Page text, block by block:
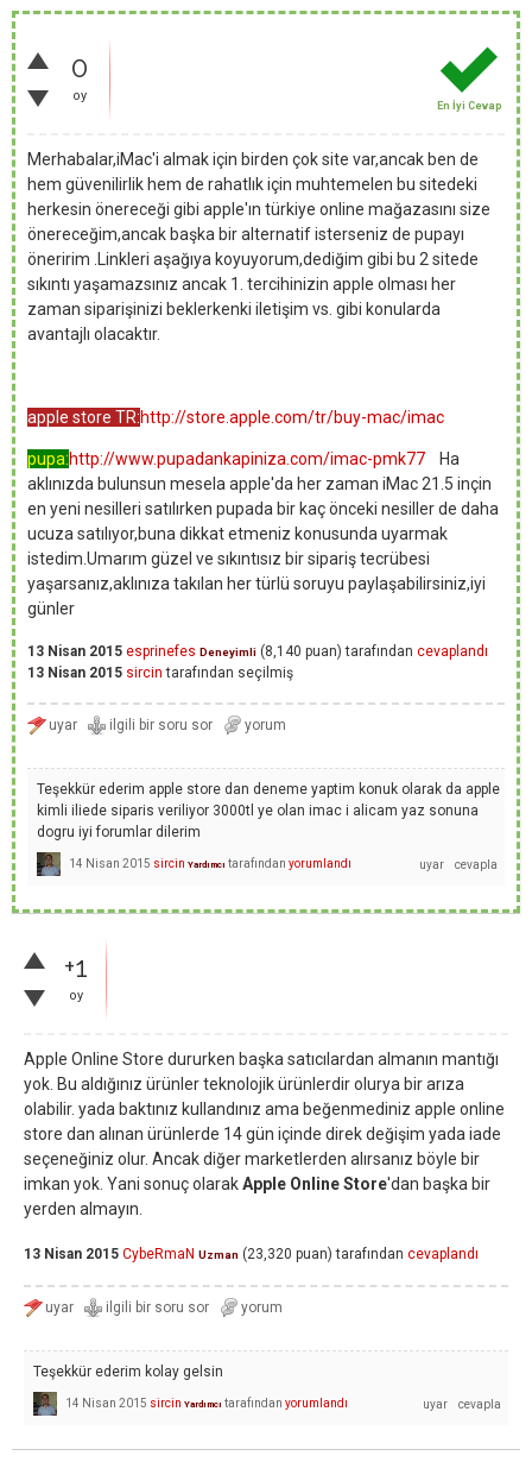
0
oy
En İyi Cevap
Merhabalar,iMac'i almak için birden çok site var,ancak ben de
hem güvenilirlik hem de rahatlık için muhtemelen bu sitedeki
herkesin önereceği gibi apple'ın türkiye online mağazasını size
önereceğim,ancak başka bir alternatif isterseniz de pupayı
öneririm .Linkleri aşağıya koyuyorum,dediğim gibi bu 2 sitede
sıkıntı yaşamazsınız ancak 1. tercihinizin apple olması her
zaman siparişinizi beklerkenki iletişim vs. gibi konularda
avantajlı olacaktır.
apple store TR:http://store.apple.com/tr/buy-mac/imac
pupa:http://www.pupadankapiniza.com/imac-pmk77 Ha
aklınızda bulunsun mesela apple'da her zaman iMac 21.5 inçin
en yeni nesilleri satılırken pupada bir kaç önceki nesiller de daha
ucuza satılıyor,buna dikkat etmeniz konusunda uyarmak
istedim.Umarım güzel ve sıkıntısız bir sipariş tecrübesi
yaşarsanız,aklınıza takılan her türlü soruyu paylaşabilirsiniz,iyi
günler
13 Nisan 2015 esprinefes Deneyimli (8,140 puan) tarafından cevaplandı
13 Nisan 2015 sircin tarafından seçilmiş
Teşekkür ederim apple store dan deneme yaptim konuk olarak da apple
kimli iliede siparis veriliyor 3000tl ye olan imac i alicam yaz sonuna
dogru iyi forumlar dilerim
14 Nisan 2015 sircin Yardımcı tarafından yorumlandı
+1
oy
Apple Online Store dururken başka satıcılardan almanın mantığı
yok. Bu aldığınız ürünler teknolojik ürünlerdir olurya bir arıza
olabilir. yada baktınız kullandınız ama beğenmediniz apple online
store dan alınan ürünlerde 14 gün içinde direk değişim yada iade
seçeneğiniz olur. Ancak diğer marketlerden alırsanız böyle bir
imkan yok. Yani sonuç olarakApple Online Store'dan başka bir
yerden almayın.
13 Nisan 2015 CybeRmaN Uzman (23,320 puan) tarafından cevaplandı
Teşekkür ederim kolay gelsin
14 Nisan 2015 sircin Yardımcı tarafından yorumlandı